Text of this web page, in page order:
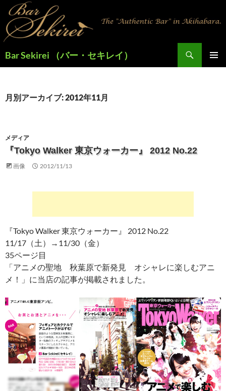
Bar Sekirei （バー・セキレイ）
索
ン
キ
ッ
月別アーカイブ: 2012年11月
メディア
『Tokyo Walker 東京ウォーカー』 2012 No.22
画像 2012/11/13
『Tokyo Walker 東京ウォーカー』 2012 No.22
11/17（土）→11/30（金）
35ページ目
「アニメの聖地 秋葉原で新発見 オシャレに楽しむアニ
メ！」に当店の記事が掲載されました。